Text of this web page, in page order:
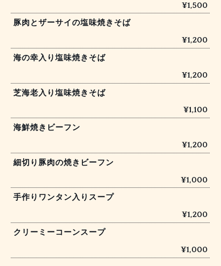
¥1,500
豚肉とザーサイの塩味焼きそば
¥1,200
海の幸入り塩味焼きそば
¥1,200
芝海老入り塩味焼きそば
¥1,100
海鮮焼きビーフン
¥1,200
細切り豚肉の焼きビーフン
¥1,000
手作りワンタン入りスープ
¥1,200
クリーミーコーンスープ
¥1,000